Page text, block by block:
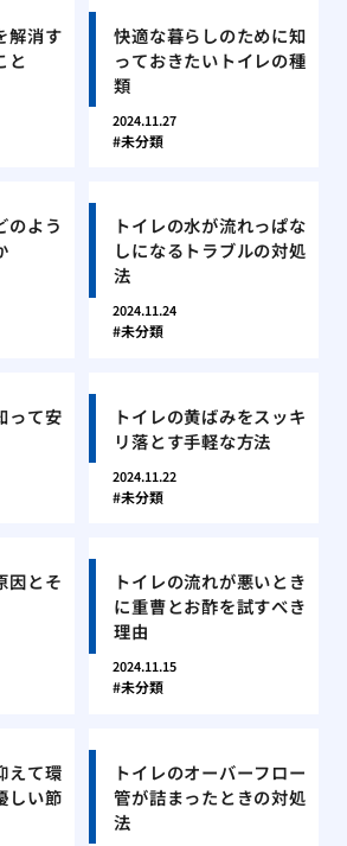
解消す
と
快適な暮らしのために知
っておきたいトイレの種
類
2024.11.27
未分類
のよう
トイレの水が流れっぱな
しになるトラブルの対処
法
2024.11.24
未分類
って安
トイレの黄ばみをスッキ
リ落とす手軽な方法
2024.11.22
未分類
因とそ
トイレの流れが悪いとき
に重曹とお酢を試すべき
理由
2024.11.15
未分類
えて環
しい節
トイレのオーバーフロー
管が詰まったときの対処
法